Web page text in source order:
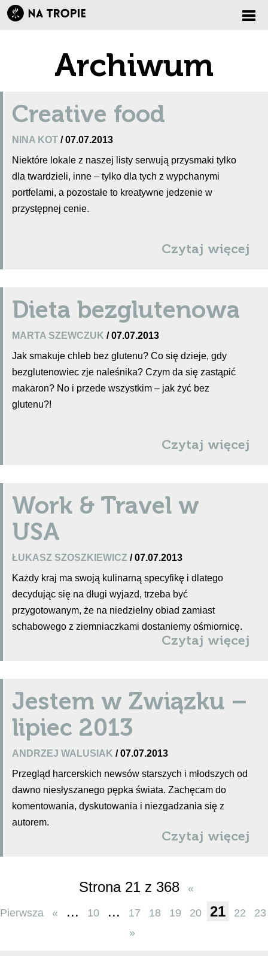
Archiwum
Creative food
NINA KOT / 07.07.2013
Niektóre lokale z naszej listy serwują przysmaki tylko
dla twardzieli, inne – tylko dla tych z wypchanymi
portfelami, a pozostałe to kreatywne jedzenie w
przystępnej cenie.
Czytaj więcej
Dieta bezglutenowa
MARTA SZEWCZUK / 07.07.2013
Jak smakuje chleb bez glutenu? Co się dzieje, gdy
bezglutenowiec zje naleśnika? Czym da się zastąpić
makaron? No i przede wszystkim – jak żyć bez
glutenu?!
Czytaj więcej
Work & Travel w
USA
ŁUKASZ SZOSZKIEWICZ / 07.07.2013
Każdy kraj ma swoją kulinarną specyfikę i dlatego
decydując się na długi wyjazd, trzeba być
przygotowanym, że na niedzielny obiad zamiast
schabowego z ziemniaczkami dostaniemy ośmiornicę.
Czytaj więcej
Jestem w Związku –
lipiec 2013
ANDRZEJ WALUSIAK / 07.07.2013
Przegląd harcerskich newsów starszych i młodszych od
dawno niesłyszanego pępka świata. Zachęcam do
komentowania, dyskutowania i niezgadzania się z
autorem.
Czytaj więcej
Strona 21 z 368 «
Pierwsza « ... 10 ... 17 18 19 20 21 22
23
»